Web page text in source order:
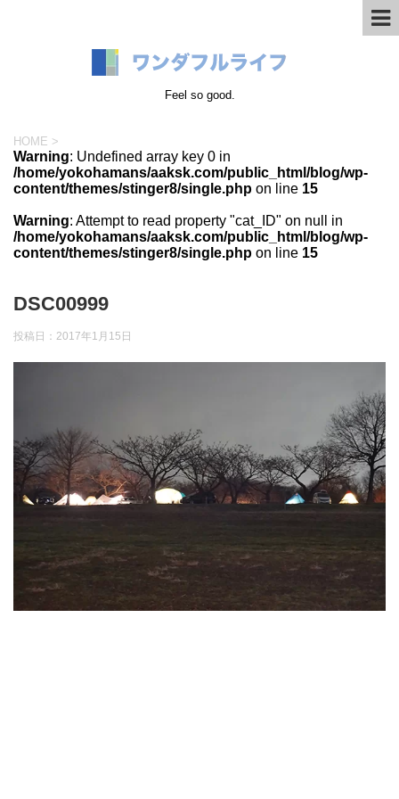
Feel so good.
HOME >
Warning: Undefined array key 0 in
/home/yokohamans/aaksk.com/public_html/blog/wp-
content/themes/stinger8/single.php on line 15
Warning: Attempt to read property "cat_ID" on null in
/home/yokohamans/aaksk.com/public_html/blog/wp-
content/themes/stinger8/single.php on line 15
DSC00999
投稿日： 2017年1月15日